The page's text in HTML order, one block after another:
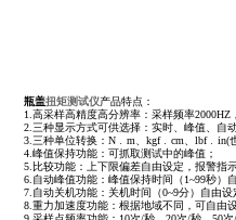
瓶盖扭矩测试仪产品特点：
1.高采样高精度高分辨率：采样频率2000HZ
2.三种显示方式可供选择：实时、峰值、自
3.三种单位转换：N﹒m、kgf﹒cm、lbf﹒in(
4.峰值保持功能：可抓取测试中的峰值；
5.比较功能：上下限偏差自由设定，报警指
6.自动峰值功能：峰值保持时间（1~99秒）
7.自动关机功能：关机时间（0~9分）自由设
8.重力加速度功能：根据地域不同，可自由设